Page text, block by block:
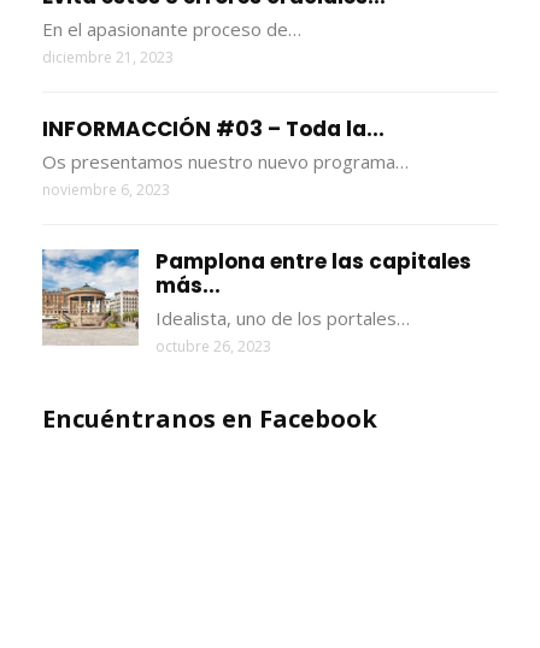
En el apasionante proceso de…
diciembre 21, 2023
INFORMACCIÓN #03 – Toda la...
Os presentamos nuestro nuevo programa…
noviembre 6, 2023
Pamplona entre las capitales
más...
Idealista, uno de los portales…
octubre 26, 2023
Encuéntranos en Facebook